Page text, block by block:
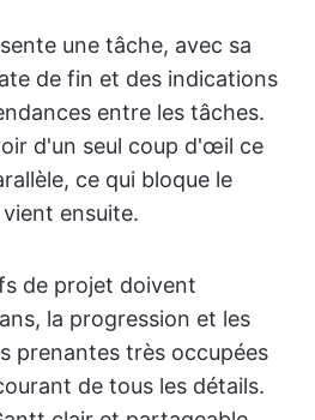
une tâche, avec sa
de fin et des indications
entre les tâches.
d'un seul coup d'œil ce
ce qui bloque le
ensuite.
de projet doivent
la progression et les
prenantes très occupées
de tous les détails.